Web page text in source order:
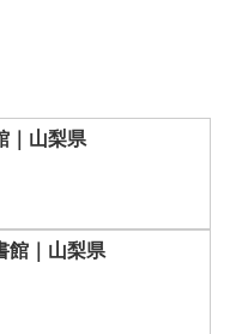
｜山梨県
館｜山梨県